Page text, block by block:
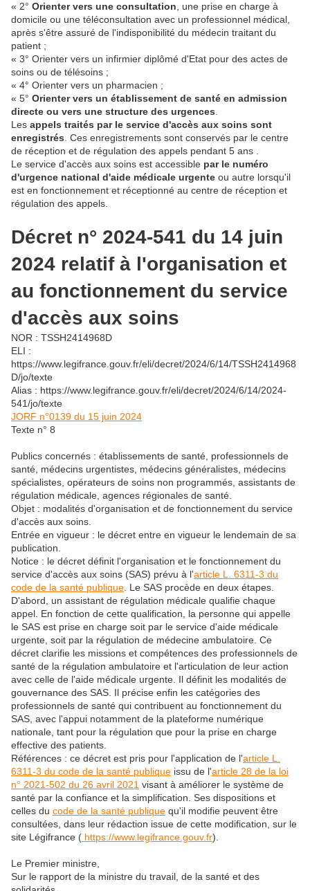
« 2° Orienter vers une consultation , une prise en charge à
domicile ou une téléconsultation avec un professionnel médical,
après s'être assuré de l'indisponibilité du médecin traitant du
patient ;
« 3° Orienter vers un infirmier diplômé d'Etat pour des actes de
soins ou de télésoins ;
« 4° Orienter vers un pharmacien ;
« 5° Orienter vers un établissement de santé en admission
directe ou vers une structure des urgences
Les appels traités par le service d'accès aux soins sont
enregistrés . Ces enregistrements sont conservés par le centre
de réception et de régulation des appels pendant 5 ans .
Le service d'accès aux soins est accessible par le numéro
d'urgence national d'aide médicale urgente ou autre lorsqu'il
est en fonctionnement et réceptionné au centre de réception et
régulation des appels.
Décret n° 2024-541 du 14 juin
2024 relatif à l'organisation et
au fonctionnement du service
d'accès aux soins
NOR : TSSH2414968D
ELI :
https://www.legifrance.gouv.fr/eli/decret/2024/6/14/TSSH2414968
D/jo/texte
Alias : https://www.legifrance.gouv.fr/eli/decret/2024/6/14/2024-
541/jo/texte
JORF n°0139 du 15 juin 2024
Texte n° 8
Publics concernés : établissements de santé, professionnels de
santé, médecins urgentistes, médecins généralistes, médecins
spécialistes, opérateurs de soins non programmés, assistants de
régulation médicale, agences régionales de santé.
Objet : modalités d'organisation et de fonctionnement du service
d'accès aux soins.
Entrée en vigueur : le décret entre en vigueur le lendemain de sa
publication.
Notice : le décret définit l'organisation et le fonctionnement du
service d'accès aux soins (SAS) prévu à l'article L. 6311-3 du
code de la santé publique . Le SAS procède en deux étapes.
D'abord, un assistant de régulation médicale qualifie chaque
appel. En fonction de cette qualification, la personne qui appelle
le SAS est prise en charge soit par le service d'aide médicale
urgente, soit par la régulation de médecine ambulatoire. Ce
décret clarifie les missions et compétences des professionnels de
santé de la régulation ambulatoire et l'articulation de leur action
avec celle de l'aide médicale urgente. Il définit les modalités de
gouvernance des SAS. Il précise enfin les catégories des
professionnels de santé qui contribuent au fonctionnement du
SAS, avec l'appui notamment de la plateforme numérique
nationale, tant pour la régulation que pour la prise en charge
effective des patients.
Références : ce décret est pris pour l'application de l'article L.
6311-3 du code de la santé publique issu de l'article 28 de la loi
n° 2021-502 du 26 avril 2021 visant à améliorer le système de
santé par la confiance et la simplification. Ses dispositions et
celles du code de la santé publique qu'il modifie peuvent être
consultées, dans leur rédaction issue de cette modification, sur le
site Légifrance ( https://www.legifrance.gouv.fr).
Le Premier ministre,
Sur le rapport de la ministre du travail, de la santé et des